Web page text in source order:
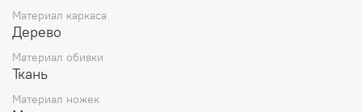
Материал каркаса
Дерево
Материал обивки
Ткань
Материал ножек